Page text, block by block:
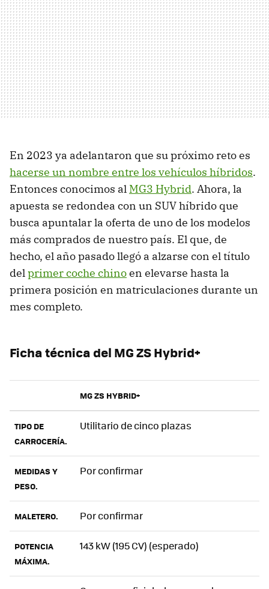
En 2023 ya adelantaron que su próximo reto es
hacerse un nombre entre los vehículos híbridos.
Entonces conocimos al MG3 Hybrid. Ahora, la
apuesta se redondea con un SUV híbrido que
busca apuntalar la oferta de uno de los modelos
más comprados de nuestro país. El que, de
hecho, el año pasado llegó a alzarse con el título
delprimer coche chinoen elevarse hasta la
primera posición en matriculaciones durante un
mes completo.
Ficha técnica del MG ZS Hybrid+
MG ZS HYBRID+
TIPO DE
CARROCERÍA.
Utilitario de cinco plazas
MEDIDAS Y
PESO.
Por confirmar
MALETERO. Por confirmar
POTENCIA
MÁXIMA.
143 kW (195 CV) (esperado)